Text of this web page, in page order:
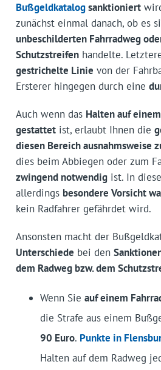
Bußgeldkatalogsanktioniert
zunächst einmal danach, ob es
unbeschilderten Fahrradweg
Schutzstreifenhandelte.
gestrichelte Linie von der
Ersterer hingegen durch eine
Auch wenn das Halten auf
gestattetist, erlaubt Ihnen die
diesen Bereich ausnahmsweise
dies beim Abbiegen oder zum
zwingend notwendigist. In
allerdings besondere Vorsicht
kein Radfahrer gefährdet wird.
Ansonsten macht der
Unterschiede bei den
dem Radweg bzw. dem
Wenn Sie auf einem
die Strafe aus einem
90 Euro. Punkte in
Halten auf dem Radweg